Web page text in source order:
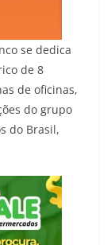
se dedica
de 8
de oficinas,
do grupo
do Brasil,